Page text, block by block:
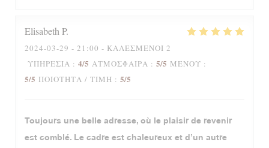
ElisabethP
2024-03-29 - 21:00 - ΚΑΛΕΣΜΈΝΟΙ 2
ΥΠΗΡΕΣΊΑ : 4/5 ΑΤΜΌΣΦΑΙΡΑ : 5/5 ΜΕΝΟΎ :
5/5 ΠΟΙΌΤΗΤΑ / ΤΙΜΉ : 5/5
Toujours une belle adresse, où le plaisir de revenir
est comblé. Le cadre est chaleureux et d’un autre